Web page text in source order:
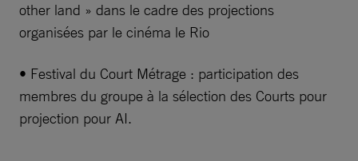
other land » dans le cadre des projections
organisées par le cinéma le Rio
• Festival du Court Métrage : participation des
membres du groupe à la sélection des Courts pour
projection pour AI.